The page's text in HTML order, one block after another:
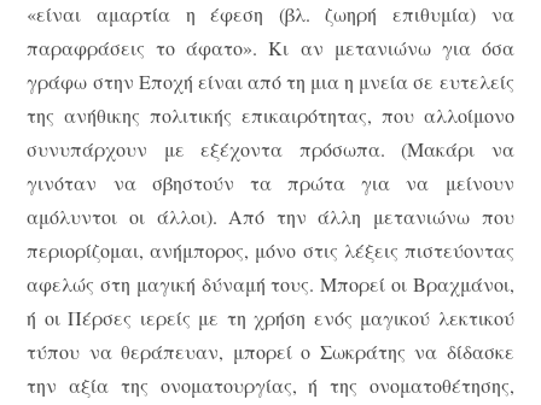
«είναι αμαρτία η έφεση (βλ. ζωηρή επιθυμία) να
παραφράσεις το άφατο». Κι αν μετανιώνω για όσα
γράφω στην Εποχή είναι από τη μια η μνεία σε ευτελείς
της ανήθικης πολιτικής επικαιρότητας, που αλλοίμονο
συνυπάρχουν με εξέχοντα πρόσωπα. (Μακάρι να
γινόταν να σβηστούν τα πρώτα για να μείνουν
αμόλυντοι οι άλλοι). Από την άλλη μετανιώνω που
περιορίζομαι, ανήμπορος, μόνο στις λέξεις πιστεύοντας
αφελώς στη μαγική δύναμή τους. Μπορεί οι Βραχμάνοι,
ή οι Πέρσες ιερείς με τη χρήση ενός μαγικού λεκτικού
τύπου να θεράπευαν, μπορεί ο Σωκράτης να δίδασκε
την αξία της ονοματουργίας, ή της ονοματοθέτησης,